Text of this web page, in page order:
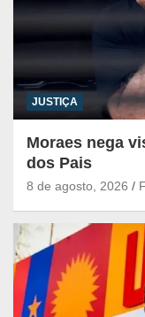
JUSTIÇA
Moraes nega
dos Pais
8 de agosto, 2026